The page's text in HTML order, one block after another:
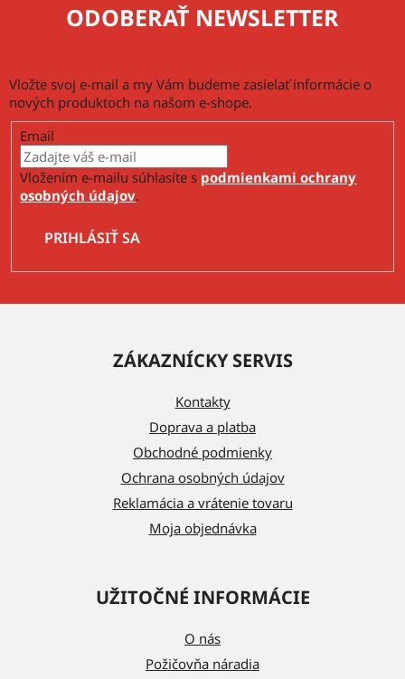
ODOBERAŤ NEWSLETTER
Vložte svoj e-mail a my Vám budeme zasielať informácie o
nových produktoch na našom e-shope.
Email
Vložením e-mailu súhlasíte s podmienkami ochrany
osobných údajov.
PRIHLÁSIŤ SA
ZÁKAZNÍCKY SERVIS
Kontakty
Doprava a platba
Obchodné podmienky
Ochrana osobných údajov
Reklamácia a vrátenie tovaru
Moja objednávka
UŽITOČNÉ INFORMÁCIE
O nás
Požičovňa náradia